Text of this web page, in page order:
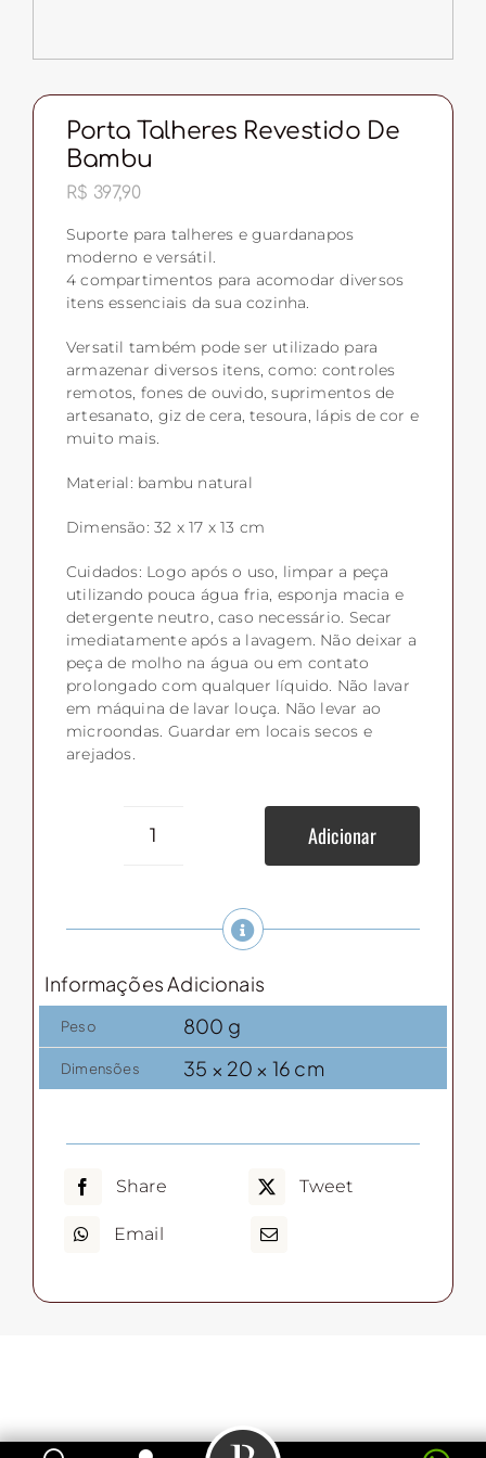
Porta Talheres Revestido De
Bambu
R$ 397,90
Suporte para talheres e guardanapos
moderno e versátil.
4 compartimentos para acomodar diversos
itens essenciais da sua cozinha.
Versatil também pode ser utilizado para
armazenar diversos itens, como: controles
remotos, fones de ouvido, suprimentos de
artesanato, giz de cera, tesoura, lápis de cor e
muito mais.
Material: bambu natural
Dimensão: 32 x 17 x 13 cm
Cuidados: Logo após o uso, limpar a peça
utilizando pouca água fria, esponja macia e
detergente neutro, caso necessário. Secar
imediatamente após a lavagem. Não deixar a
peça de molho na água ou em contato
prolongado com qualquer líquido. Não lavar
em máquina de lavar louça. Não levar ao
microondas. Guardar em locais secos e
arejados.
Porta
revestido
de
quantidade
Adicionar
Informações Adicionais
Peso 800 g
Dimensões 35 × 20 × 16 cm
Share Tweet
Email